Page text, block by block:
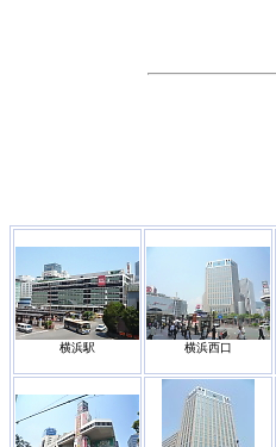
横浜駅 横浜西口